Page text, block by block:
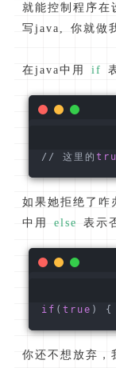
就能控制程序在
写java, 你就做
在java中用 if
// 这里的
如果她拒绝了
中用 else 表示
if ( true )
你还不想放弃